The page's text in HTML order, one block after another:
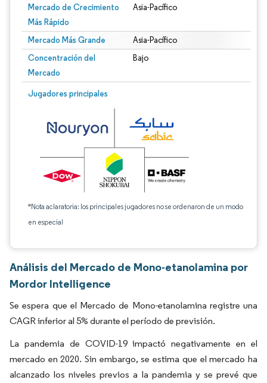
Mercado de Crecimiento
Más Rápido
Asia-Pacífico
Mercado Más Grande Asia-Pacífico
Concentración del
Mercado
Bajo
Jugadores principales
*Nota aclaratoria: los principales jugadores no se ordenaron de un modo
en especial
Análisis del Mercado de Mono-etanolamina por
Mordor Intelligence
Se espera que el Mercado de Mono-etanolamina registre una
CAGR inferior al 5% durante el período de previsión.
La pandemia de COVID-19 impactó negativamente en el
mercado en 2020. Sin embargo, se estima que el mercado ha
alcanzado los niveles previos a la pandemia y se prevé que